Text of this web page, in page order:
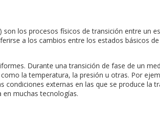
los procesos físicos de transición entre un
a los cambios entre los estados básicos
Durante una transición de fase de un
la temperatura, la presión u otras. Por
externas en las que se produce la
muchas tecnologías.